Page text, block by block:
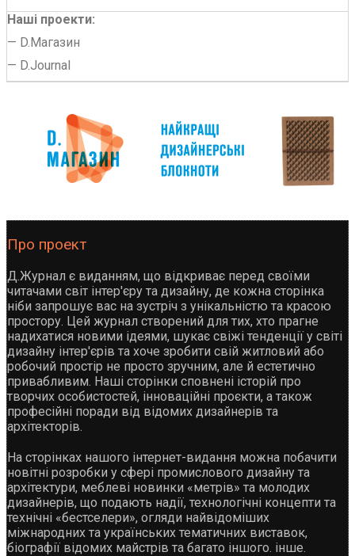
Наші проекти:
— D.Магазин
— D.Journal
Про проект
Д.Журнал є виданням, що відкриває перед своїми
читачами світ інтер'єру та дизайну, де кожна сторінка
ніби запрошує вас на зустріч з унікальністю та красою
простору. Цей журнал створений для тих, хто прагне
надихатися новими ідеями, шукає свіжі тенденції у світі
дизайну інтер'єрів та хоче зробити свій житловий або
робочий простір не просто зручним, але й естетично
привабливим. Наші сторінки сповнені історій про
творчих особистостей, інноваційні проєкти, а також
професійні поради від відомих дизайнерів та
архітекторів.
На сторінках нашого інтернет-видання можна побачити
новітні розробки у сфері промислового дизайну та
архітектури, меблеві новинки «метрів» та молодих
дизайнерів, що подають надії, технологічні концепти та
технічні «бестселери», огляди найвідоміших
міжнародних та українських тематичних виставок,
біографії відомих майстрів та багато іншого. інше.